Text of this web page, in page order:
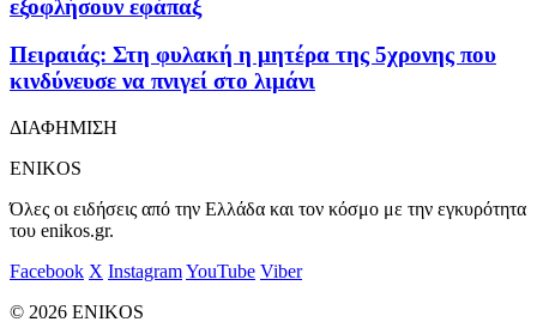
εξοφλήσουν εφάπαξ
Πειραιάς: Στη φυλακή η μητέρα της 5χρονης που
κινδύνευσε να πνιγεί στο λιμάνι
ΔΙΑΦΗΜΙΣΗ
ENIKOS
Όλες οι ειδήσεις από την Ελλάδα και τον κόσμο με την εγκυρότητα
του enikos.gr.
Facebook X InstagramYouTube Viber
© 2026 ENIKOS